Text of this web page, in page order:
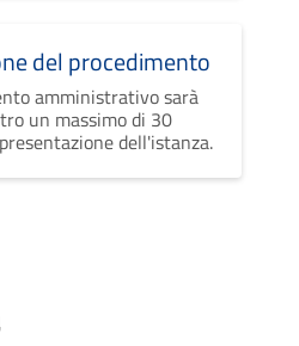
del procedimento
amministrativo sarà
un massimo di 30
dell'istanza.